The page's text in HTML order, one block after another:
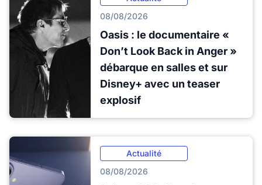
08/08/2026
Oasis : le documentaire «
Don’t Look Back in Anger »
débarque en salles et sur
Disney+ avec un teaser
explosif
Actualité
08/08/2026